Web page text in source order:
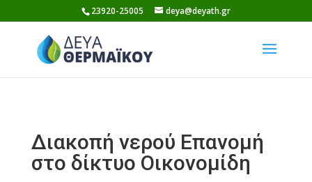
to
content
23920-25005 deya@deyath.gr
Διακοπή νερού Επανομή
στο δίκτυο Οικονομίδη